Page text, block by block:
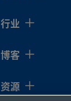
行业
博客
资源